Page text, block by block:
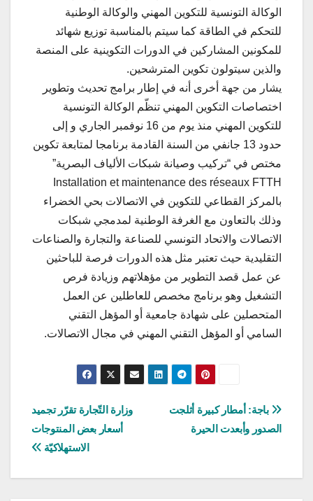
الوكالة التونسية للتكوين المهني والوكالة الوطنية
للتحكم في الطاقة كما سيتم بالمناسبة توزيع شهائد
للمكونين المشاركين في الدورات التكوينية على المنصة
والذين سيتولون تكوين المترشحين.
يشار من جهة أخرى أنه في إطار برامج تحديث وتطوير
اختصاصات التكوين المهني تنظّم الوكالة التونسية
للتكوين المهني منذ يوم من 16 نوفمبر الجاري و إلى
حدود 13 جانفي من السنة القادمة برنامجا لمتابعة تكوين
مختص في “تركيب وصيانة شبكات الألياف البصرية”
Installation et maintenance des réseaux FTTH
بالمركز القطاعي للتكوين في الاتصالات بحي الخضراء
وذلك بالتعاون مع الغرفة الوطنية لمدمجي شبكات
الاتصالات والاتحاد التونسي للصناعة والتجارة والصناعات
التقليدية حيث تعتبر مثل هذه الدورات فرصة للباحثين
عن عمل قصد التطوير من مؤهلاتهم وزيادة فرص
التشغيل وهو برنامج مخصص للعاطلين عن العمل
المتحصلين على شهادة جامعية أو المؤهل التقني
السامي أو المؤهل التقني المهني في مجال الاتصالات.
تصفّح
المقالات
وزارة التّجارة تقرّر تجميد
أسعار بعض المنتوجات
الاستهلاكيّة
باجة: أمطار كبيرة أثلجت
الصدور وأبعدت الحيرة